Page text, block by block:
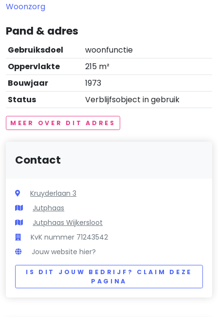
Woonzorg
Pand & adres
Gebruiksdoel
woonfunctie
Oppervlakte
215 m²
Bouwjaar
1973
Status
Verblijfsobject in gebruik
MEER OVER DIT ADRES
Contact
Kruyderlaan 3
Jutphaas
Jutphaas Wijkersloot
KvK nummer 71243542
Jouw website hier?
IS DIT JOUW BEDRIJF? CLAIM DEZE
PAGINA